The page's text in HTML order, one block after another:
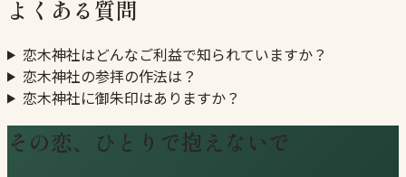
よくある質問
恋木神社はどんなご利益で知られていますか？
恋木神社の参拝の作法は？
恋木神社に御朱印はありますか？
その恋、ひとりで抱えないで